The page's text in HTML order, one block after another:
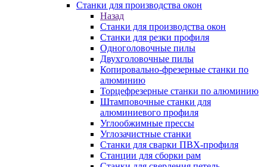
Станки для производства окон
Назад
Станки для производства окон
Станки для резки профиля
Одноголовочные пилы
Двухголовочные пилы
Копировально-фрезерные станки по
алюминию
Торцефрезерные станки по алюминию
Штамповочные станки для
алюминиевого профиля
Углообжимные прессы
Углозачистные станки
Станки для сварки ПВХ-профиля
Станции для сборки рам